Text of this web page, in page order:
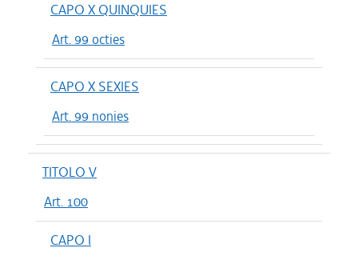
CAPO X QUINQUIES
Art. 99 octies
CAPO X SEXIES
Art. 99 nonies
TITOLO V
Art. 100
CAPO I